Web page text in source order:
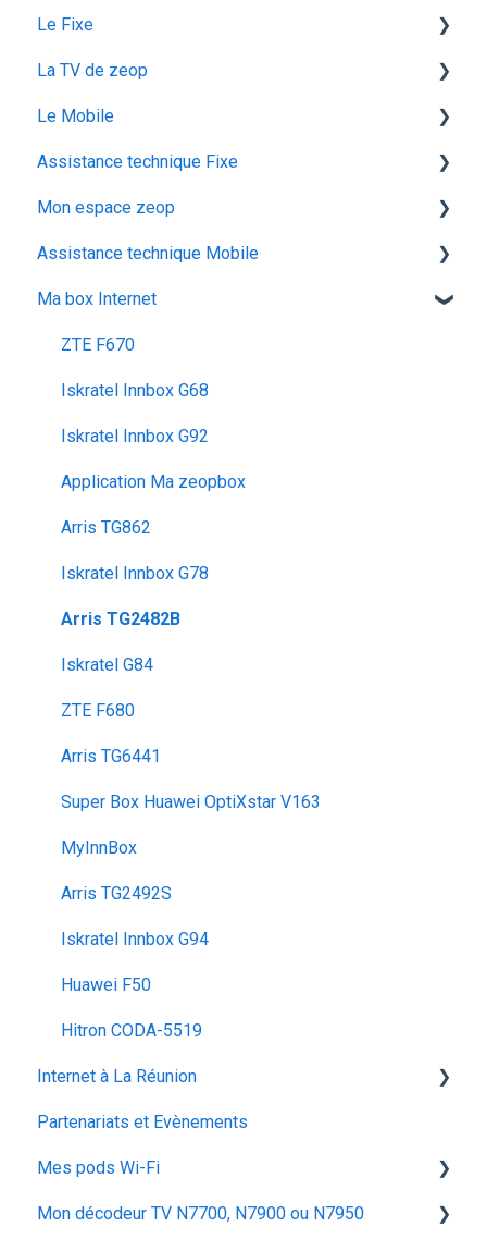
Le Fixe
Facturation
Les services
Gestion email
Offres et Options
La TV de zeop
Les bouquets chaines en option
Plateforme streaming - SVOD
Programmes et chaines
Le Mobile
configuration ios
Mon abonnement
configuration android
utiliser la messagerie vocale
configuration activation sim
voyager
Assistance technique Fixe
recuperation achat vod est
audiodescription aveugle malvoyant
ocs go
Mon espace zeop
Carte SIM
Déménagement
Mes Cadeaux
Assistance technique Mobile
Les appels
Réseau & internet
SMS / MMS
Ma box Internet
ZTE F670
Iskratel Innbox G68
Iskratel Innbox G92
Application Ma zeopbox
Arris TG862
Iskratel Innbox G78
Arris TG2482B
Iskratel G84
ZTE F680
Arris TG6441
Super Box Huawei OptiXstar V163
MyInnBox
Arris TG2492S
Iskratel Innbox G94
Huawei F50
Hitron CODA‑5519
Internet à La Réunion
La fibre optique
Partenariats et Evènements
Mes pods Wi-Fi
Huawei OptiXstar K153
Mon décodeur TV N7700, N7900 ou N7950